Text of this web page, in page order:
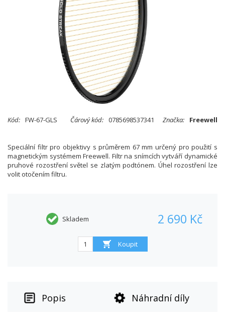
Kód: FW-67-GLS Čárový kód: 0785698537341 Značka: Freewell
Speciální filtr pro objektivy s průměrem 67 mm určený pro použití s
magnetickým systémem Freewell. Filtr na snímcích vytváří dynamické
pruhové rozostření světel se zlatým podtónem. Úhel rozostření lze
volit otočením filtru.
Skladem 2 690 Kč
Popis Náhradní díly